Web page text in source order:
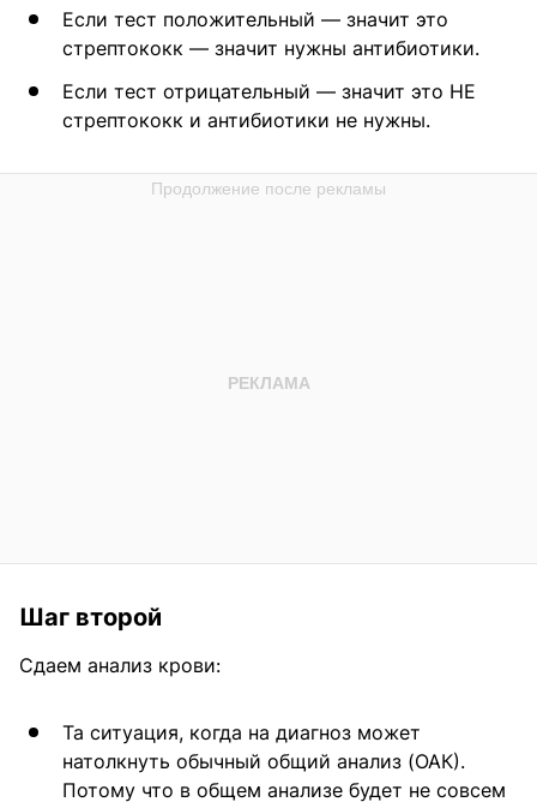
Если тест положительный — значит это
стрептококк — значит нужны антибиотики.
Если тест отрицательный — значит это НЕ
стрептококк и антибиотики не нужны.
Шаг второй
Сдаем анализ крови:
Та ситуация, когда на диагноз может
натолкнуть обычный общий анализ (ОАК).
Потому что в общем анализе будет не совсем